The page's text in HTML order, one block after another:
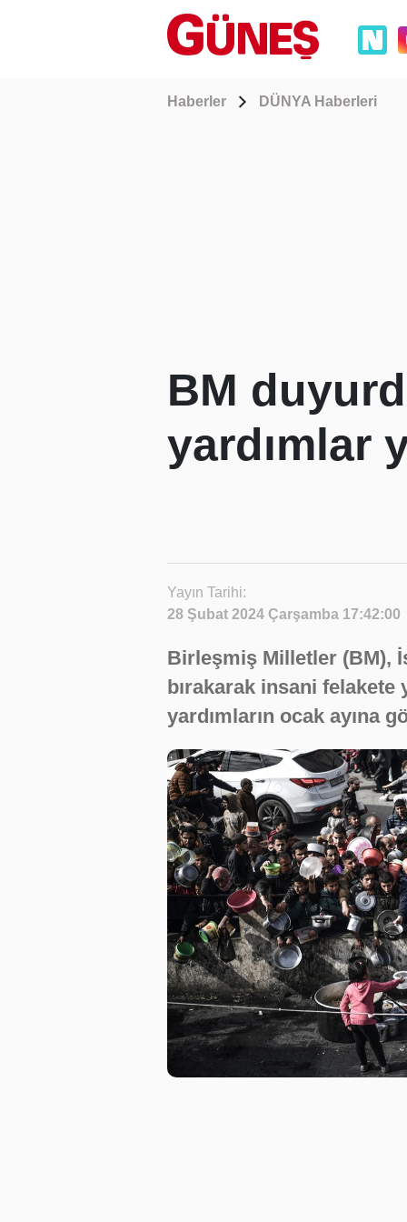
Haberler DÜNYA Haberleri
BM
yardımlar
Yayın Tarihi:
28 Şubat 2024 Çarşamba 17:42:00
Birleşmiş Milletler (BM),
bırakarak insani felakete
yardımların ocak ayına